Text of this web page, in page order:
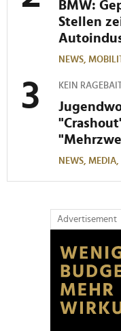
soziale Medien,
Partner führen diese
weiteren Daten
haben oder die sie
BMW:
Stellen
NEWS,
KEIN
NEWS, MEDIA,
Advertisement